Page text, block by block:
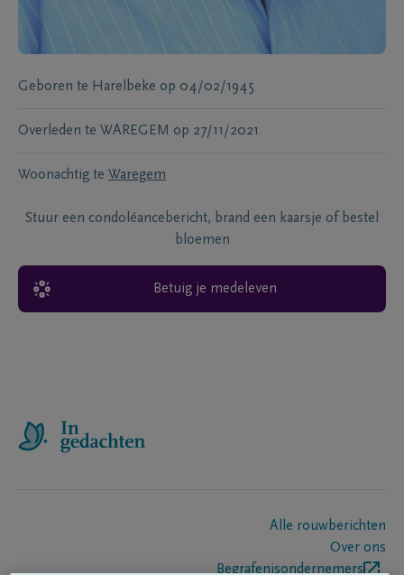
Geboren te Harelbeke op 04/02/1945
Overleden te WAREGEM op 27/11/2021
Woonachtig te Waregem
Stuur een condoléancebericht, brand een kaarsje of bestel
bloemen
Betuig je medeleven
Alle rouwberichten
Over ons
Begrafenisondernemers